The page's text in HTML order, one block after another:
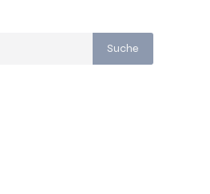
Suche